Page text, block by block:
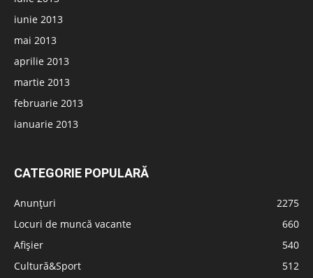
iunie 2013
mai 2013
aprilie 2013
martie 2013
februarie 2013
ianuarie 2013
CATEGORIE POPULARĂ
Anunțuri
2275
Locuri de muncă vacante
660
Afișier
540
Cultură&Sport
512